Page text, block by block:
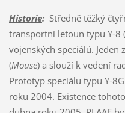
Historie:Středně těžký
transportní letoun typu Y-8 (
vojenských speciálů. Jeden
(Mouse) a slouží k vedení
Prototyp speciálu typu Y-
roku 2004. Existence